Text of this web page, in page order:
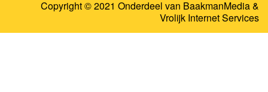
Copyright © 2021 Onderdeel van BaakmanMedia&
Vrolijk Internet Services